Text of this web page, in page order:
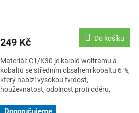
249 Kč Do košíku
Materiál: C1/K30 je karbid wolframu a
kobaltu se středním obsahem kobaltu 6 %,
který nabízí vysokou tvrdost,
houževnatost, odolnost proti oděru,
tepelnou odolnost a adhezní...
Doporučujeme